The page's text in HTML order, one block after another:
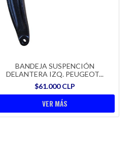
BANDEJA SUSPENCIÓN
DELANTERA IZQ. PEUGEOT...
$61.000 CLP
VER MÁS